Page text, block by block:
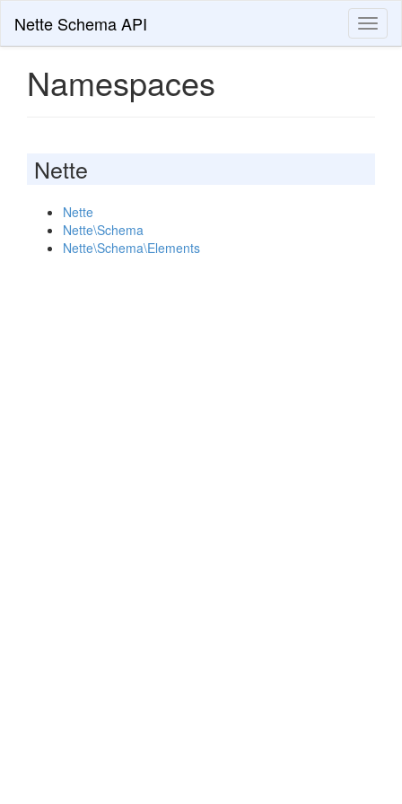
Nette Schema API
Namespaces
Nette
Nette
Nette\Schema
Nette\Schema\Elements